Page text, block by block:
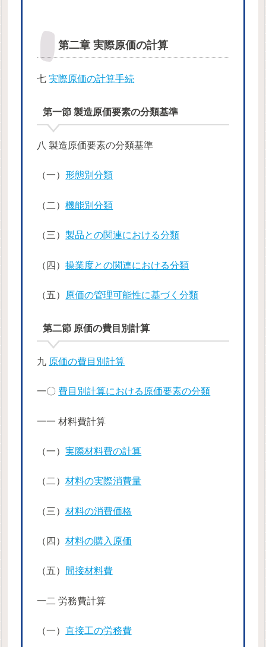
第二章 実際原価の計算
七実際原価の計算手続
第一節 製造原価要素の分類基準
八 製造原価要素の分類基準
（一）形態別分類
（二）機能別分類
（三）製品との関連における分類
（四）操業度との関連における分類
（五） 原価の管理可能性に基づく分類
第二節 原価の費目別計算
九 原価の費目別計算
一〇 費目別計算における原価要素の分類
一一 材料費計算
（一）実際材料費の計算
（二）材料の実際消費量
（三）材料の消費価格
（四）材料の購入原価
（五） 間接材料費
一二 労務費計算
（一）直接工の労務費